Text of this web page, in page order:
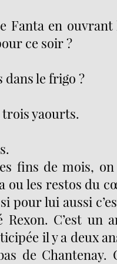
en ouvrant
ce soir ?
le frigo ?
yaourts.
fins de mois,
ou les restos du
pour lui aussi
Rexon. C’est un
il y a deux
de Chantenay.